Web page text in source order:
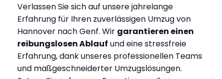
Verlassen Sie sich auf unsere jahrelange
Erfahrung für Ihren zuverlässigen Umzug von
Hannover nach Genf. Wir garantieren einen
reibungslosen Ablauf und eine stressfreie
Erfahrung, dank unseres professionellen Teams
und maßgeschneiderter Umzugslösungen.